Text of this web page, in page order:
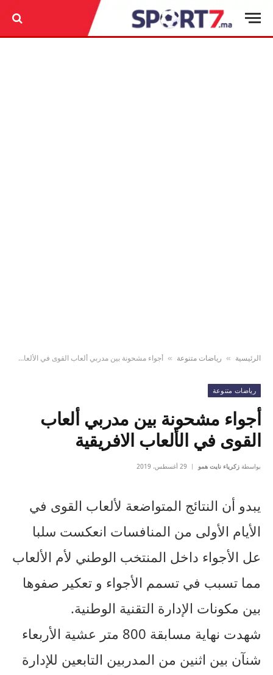
الرئيسية » رياضات متنوعة » أجواء مشحونة بين مدربي ألعاب القوى في الألعاب الافريقية
رياضات متنوعة
أجواء مشحونة بين مدربي ألعاب
القوى في الألعاب الافريقية
بواسطة زكرياء نايت همو 29 أغسطس، 2019
يبدو أن النتائج المتواضعة لألعاب القوى في
الأيام الأولى من المنافسات انعكست سلبا
عل الأجواء داخل المنتخب الوطني لأم الألعاب
مما تسبب في تسمم الأجواء و تعكير صفوها
بين مكونات الإدارة التقنية الوطنية.
شهدت نهاية مسابقة 800 متر عشية الأربعاء
شنآن بين اثنين من المدربين التابعين للإدارة